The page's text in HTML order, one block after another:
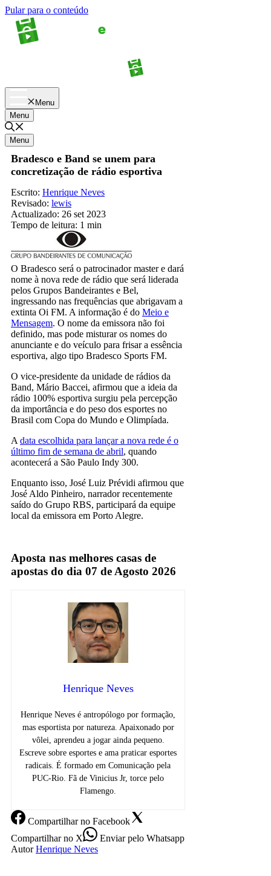
Pular para o conteúdo
Menu
Menu
Menu
Bradesco e Band se unem para
concretização de rádio esportiva
Escrito: Henrique Neves
Revisado: lewis
Actualizado: 26 set 2023
Tempo de leitura: 1 min
O Bradesco será o patrocinador master e dará
nome à nova rede de rádio que será liderada
pelos Grupos Bandeirantes e Bel,
ingressando nas frequências que abrigavam a
extinta Oi FM. A informação é do Meio e
Mensagem. O nome da emissora não foi
definido, mas pode misturar os nomes do
anunciante e do veículo para frisar a essência
esportiva, algo tipo Bradesco Sports FM.
O vice-presidente da unidade de rádios da
Band, Mário Baccei, afirmou que a ideia da
rádio 100% esportiva surgiu pela percepção
da importância e do peso dos esportes no
Brasil com Copa do Mundo e Olimpíada.
A data escolhida para lançar a nova rede é o
último fim de semana de abril, quando
acontecerá a São Paulo Indy 300.
Enquanto isso, José Luiz Prévidi afirmou que
José Aldo Pinheiro, narrador recentemente
saído do Grupo RBS, participará da equipe
local da emissora em Porto Alegre.
Aposta nas melhores casas de
apostas do dia 07 de Agosto 2026
Henrique Neves
Henrique Neves é antropólogo por formação,
mas esportista por natureza. Apaixonado por
vôlei, aprendeu a jogar ainda pequeno.
Escreve sobre esportes e ama praticar esportes
radicais. É formado em Comunicação pela
PUC-Rio. Fã de Vinicius Jr, torce pelo
Flamengo.
Compartilharno Facebook
Compartilharno X Enviarpelo Whatsapp
Autor Henrique Neves